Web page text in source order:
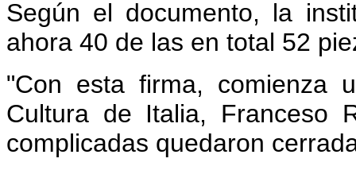
Según el documento, la
ahora 40 de las en total 52
"Con esta firma, comienza
Cultura de Italia, Franceso
complicadas quedaron